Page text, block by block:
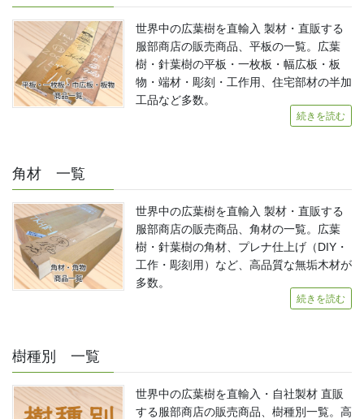
世界中の広葉樹を直輸入 製材・直販する
服部商店の販売商品、平板の一覧。広葉
樹・針葉樹の平板・一枚板・幅広板・板
物・端材・彫刻・工作用、住宅部材の半加
工品など多数。
続きを読む
角材 一覧
世界中の広葉樹を直輸入 製材・直販する
服部商店の販売商品、角材の一覧。広葉
樹・針葉樹の角材、プレナ仕上げ（DIY・
工作・彫刻用）など、高品質な無垢木材が
多数。
続きを読む
樹種別 一覧
世界中の広葉樹を直輸入・自社製材 直販
する服部商店の販売商品、樹種別一覧。高